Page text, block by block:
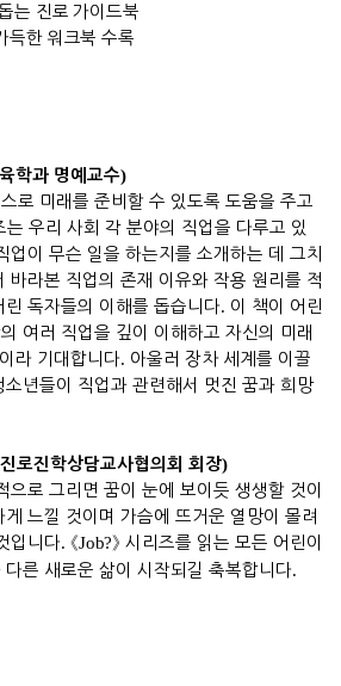
는 진로 가이드북
득한 워크북 수록
학과 명예교수)
로 미래를 준비할 수 있도록 도움을 주고
는 우리 사회 각 분야의 직업을 다루고 있
업이 무슨 일을 하는지를 소개하는 데 그치
바라본 직업의 존재 이유와 작용 원리를 적
독자들의 이해를 돕습니다. 이 책이 어린
여러 직업을 깊이 이해하고 자신의 미래
라 기대합니다. 아울러 장차 세계를 이끌
년들이 직업과 관련해서 멋진 꿈과 희망
로진학상담교사협의회 회장)
으로 그리면 꿈이 눈에 보이듯 생생할 것이
느낄 것이며 가슴에 뜨거운 열망이 몰려
입니다. 《Job?》시리즈를 읽는 모든 어린이
른 새로운 삶이 시작되길 축복합니다.